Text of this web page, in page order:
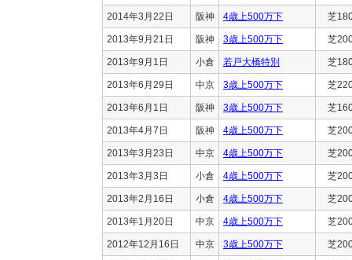
2014年3月22日 阪神 4歳上500万下 芝
2013年9月21日 阪神 3歳上500万下 芝
2013年9月1日 小倉 若戸大橋特別 芝
2013年6月29日 中京 3歳上500万下 芝
2013年6月1日 阪神 3歳上500万下 芝
2013年4月7日 阪神 4歳上500万下 芝
2013年3月23日 中京 4歳上500万下 芝
2013年3月3日 小倉 4歳上500万下 芝
2013年2月16日 小倉 4歳上500万下 芝
2013年1月20日 中京 4歳上500万下 芝
2012年12月16日 中京 3歳上500万下 芝